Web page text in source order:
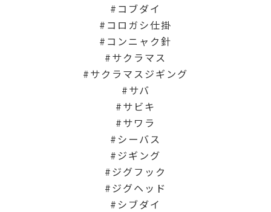
コブダイ
コロガシ仕掛
コンニャク針
サクラマス
サクラマスジギング
サバ
サビキ
サワラ
シーバス
ジギング
ジグフック
ジグヘッド
シブダイ